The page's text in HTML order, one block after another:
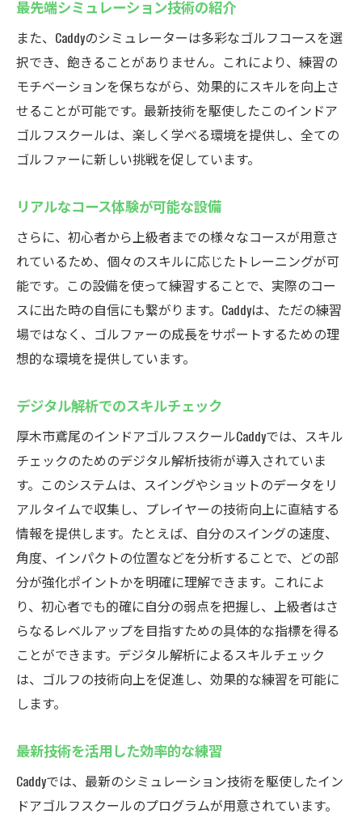
最先端シミュレーション技術の紹介
また、Caddyのシミュレーターは多彩なゴルフコースを選
択でき、飽きることがありません。これにより、練習の
モチベーションを保ちながら、効果的にスキルを向上さ
せることが可能です。最新技術を駆使したこのインドア
ゴルフスクールは、楽しく学べる環境を提供し、全ての
ゴルファーに新しい挑戦を促しています。
リアルなコース体験が可能な設備
さらに、初心者から上級者までの様々なコースが用意さ
れているため、個々のスキルに応じたトレーニングが可
能です。この設備を使って練習することで、実際のコー
スに出た時の自信にも繋がります。Caddyは、ただの練習
場ではなく、ゴルファーの成長をサポートするための理
想的な環境を提供しています。
デジタル解析でのスキルチェック
厚木市鳶尾のインドアゴルフスクールCaddyでは、スキル
チェックのためのデジタル解析技術が導入されていま
す。このシステムは、スイングやショットのデータをリ
アルタイムで収集し、プレイヤーの技術向上に直結する
情報を提供します。たとえば、自分のスイングの速度、
角度、インパクトの位置などを分析することで、どの部
分が強化ポイントかを明確に理解できます。これによ
り、初心者でも的確に自分の弱点を把握し、上級者はさ
らなるレベルアップを目指すための具体的な指標を得る
ことができます。デジタル解析によるスキルチェック
は、ゴルフの技術向上を促進し、効果的な練習を可能に
します。
最新技術を活用した効率的な練習
Caddyでは、最新のシミュレーション技術を駆使したイン
ドアゴルフスクールのプログラムが用意されています。